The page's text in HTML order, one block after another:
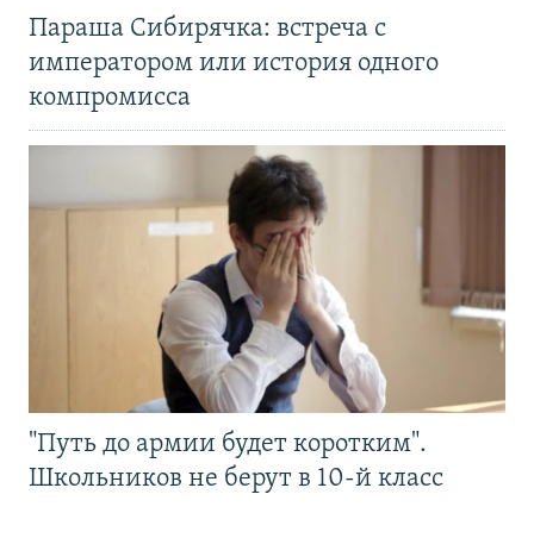
Параша Сибирячка: встреча с
императором или история одного
компромисса
"Путь до армии будет коротким".
Школьников не берут в 10-й класс